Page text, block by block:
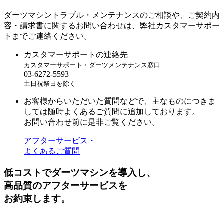
ダーツマシントラブル・メンテナンスのご相談や、ご契約内
容・請求書に関するお問い合わせは、弊社カスタマーサポー
トまでご連絡ください。
カスタマーサポートの連絡先
カスタマーサポート・ダーツメンテナンス窓口
03-6272-5593
土日祝祭日を除く
お客様からいただいた質問などで、主なものにつきま
しては随時よくあるご質問に追加しております。
お問い合わせ前に是非ご覧ください。
アフターサービス・
よくあるご質問
低コストでダーツマシンを導入し、
高品質のアフターサービスを
お約束します。